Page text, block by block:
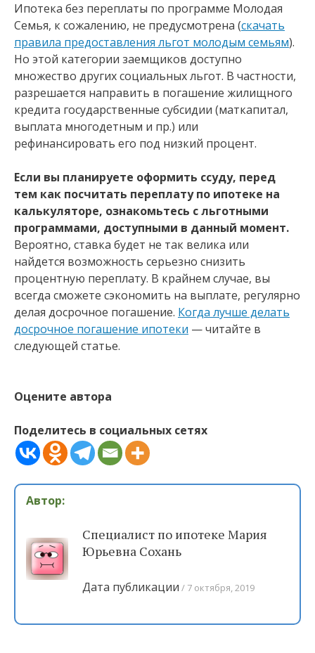
Ипотека без переплаты по программе Молодая
Семья, к сожалению, не предусмотрена (скачать
правила предоставления льгот молодым семьям).
Но этой категории заемщиков доступно
множество других социальных льгот. В частности,
разрешается направить в погашение жилищного
кредита государственные субсидии (маткапитал,
выплата многодетным и пр.) или
рефинансировать его под низкий процент.
Если вы планируете оформить ссуду, перед
тем как посчитать переплату по ипотеке на
калькуляторе, ознакомьтесь с льготными
программами, доступными в данный момент.
Вероятно, ставка будет не так велика или
найдется возможность серьезно снизить
процентную переплату. В крайнем случае, вы
всегда сможете сэкономить на выплате, регулярно
делая досрочное погашение. Когда лучше делать
досрочное погашение ипотеки — читайте в
следующей статье.
Оцените автора
Поделитесь в социальных сетях
Автор:
Специалист по ипотеке Мария
Юрьевна Сохань
Дата публикации 7 октября, 2019